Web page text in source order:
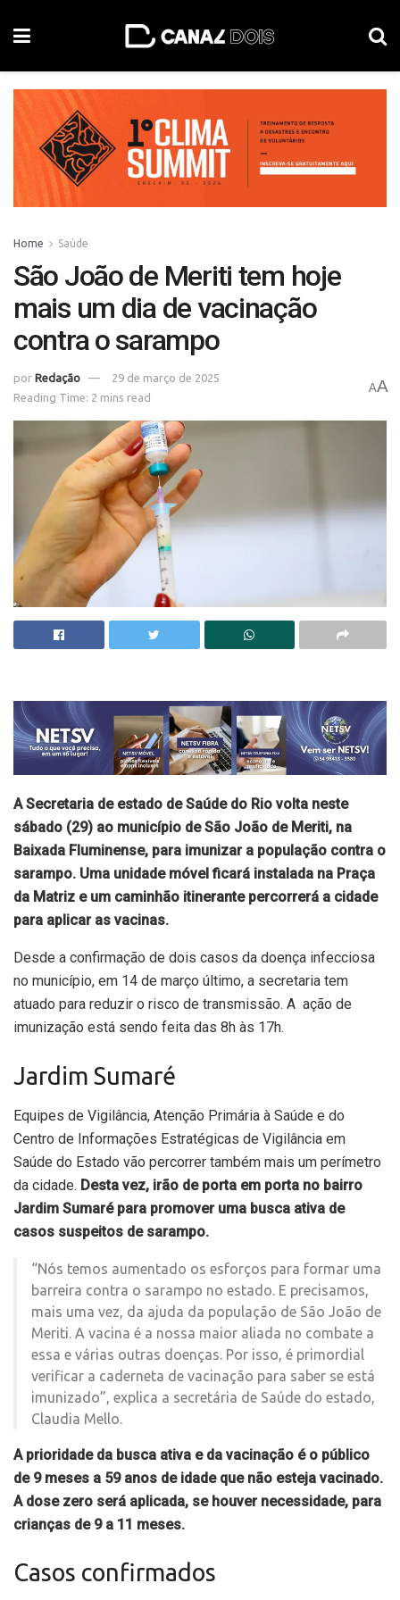
Home Saúde
São João de Meriti tem hoje
mais um dia de vacinação
contra o sarampo
por Redação
29 de março de 2025
Reading Time: 2 mins read
AA
A Secretaria de estado de Saúde do Rio volta neste
sábado (29) ao município de São João de Meriti, na
Baixada Fluminense, para imunizar a população contra o
sarampo. Uma unidade móvel ficará instalada na Praça
da Matriz e um caminhão itinerante percorrerá a cidade
para aplicar as vacinas.
Desde a confirmação de dois casos da doença infecciosa
no município, em 14 de março último, a secretaria tem
atuado para reduzir o risco de transmissão. A ação de
imunização está sendo feita das 8h às 17h.
Jardim Sumaré
Equipes de Vigilância, Atenção Primária à Saúde e do
Centro de Informações Estratégicas de Vigilância em
Saúde do Estado vão percorrer também mais um perímetro
da cidade. Desta vez, irão de porta em porta no bairro
Jardim Sumaré para promover uma busca ativa de
casos suspeitos de sarampo.
“Nós temos aumentado os esforços para formar uma
barreira contra o sarampo no estado. E precisamos,
mais uma vez, da ajuda da população de São João de
Meriti. A vacina é a nossa maior aliada no combate a
essa e várias outras doenças. Por isso, é primordial
verificar a caderneta de vacinação para saber se está
imunizado”, explica a secretária de Saúde do estado,
Claudia Mello.
A prioridade da busca ativa e da vacinação é o público
de 9 meses a 59 anos de idade que não esteja vacinado.
A dose zero será aplicada, se houver necessidade, para
crianças de 9 a 11 meses.
Casos confirmados